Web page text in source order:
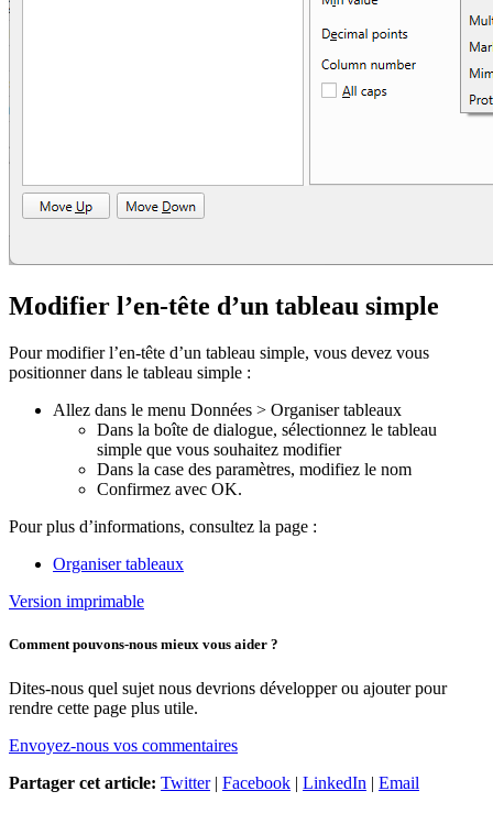
Modifier l’en-tête d’un tableau simple
Pour modifier l’en-tête d’un tableau simple, vous devez vous
positionner dans le tableau simple :
Allez dans le menu Données > Organiser tableaux
Dans la boîte de dialogue, sélectionnez le tableau
simple que vous souhaitez modifier
Dans la case des paramètres, modifiez le nom
Confirmez avec OK.
Pour plus d’informations, consultez la page :
Organiser tableaux
Version imprimable
Comment pouvons-nous mieux vous aider ?
Dites-nous quel sujet nous devrions développer ou ajouter pour
rendre cette page plus utile.
Envoyez-nous vos commentaires
Partager cet article: Twitter| Facebook | LinkedIn | Email